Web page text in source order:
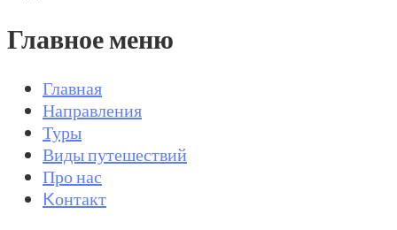
Главное меню
Главная
Направления
Туры
Виды путешествий
Про нас
Kонтакт